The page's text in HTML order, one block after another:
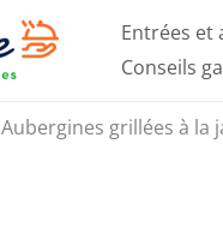
Entrées et
Conseils
Aubergines grillées à la